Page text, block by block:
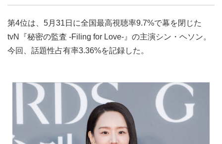
第4位は、5月31日に全国最高視聴率9.7%で幕を閉じた
tvN『秘密の監査 -Filing for Love-』の主演シン・ヘソン。
今回、話題性占有率3.36%を記録した。